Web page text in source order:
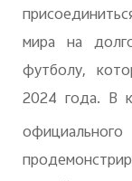
мира на
футболу,
2024 года. В